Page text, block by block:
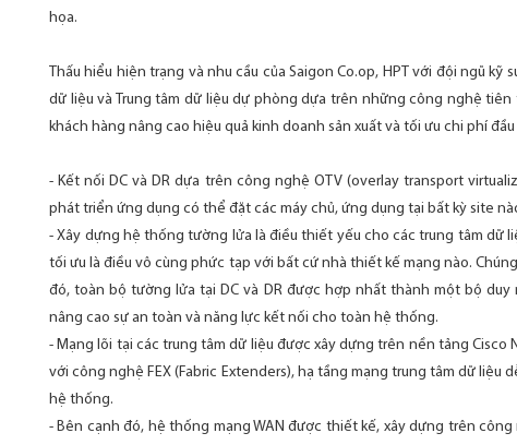
họa.
Thấu hiểu hiện trạng và nhu cầu của Saigon Co.op, HPT với đội ngũ
dữ liệu và Trung tâm dữ liệu dự phòng dựa trên những công nghệ
khách hàng nâng cao hiệu quả kinh doanh sản xuất và tối ưu chi phí
- Kết nối DC và DR dựa trên công nghệ OTV (overlay transport
phát triển ứng dụng có thể đặt các máy chủ, ứng dụng tại bất kỳ site
- Xây dựng hệ thống tường lửa là điều thiết yếu cho các trung tâm dữ
tối ưu là điều vô cùng phức tạp với bất cứ nhà thiết kế mạng nào.
đó, toàn bộ tường lửa tại DC và DR được hợp nhất thành một bộ
nâng cao sự an toàn và năng lực kết nối cho toàn hệ thống.
- Mạng lõi tại các trung tâm dữ liệu được xây dựng trên nền tảng Cisco
với công nghệ FEX (Fabric Extenders), hạ tầng mạng trung tâm dữ
hệ thống.
- Bên cạnh đó, hệ thống mạng WAN được thiết kế, xây dựng trên